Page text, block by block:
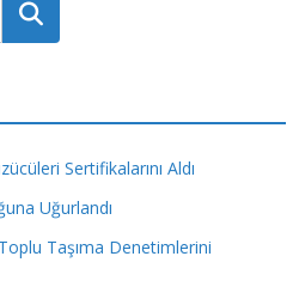
Ara
Sertifikalarını Aldı
Uğurlandı
Taşıma Denetimlerini